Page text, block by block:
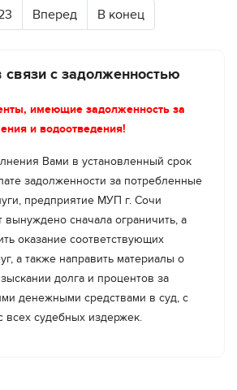
об отключениях -
id2320242443_gos
комплекс работ
13:00.
Водоснабжение
г. Сочи "Водоканал" и
об отключениях -
на наш канал в Max по
id2320242443_gos
Вперед В конец
с задолженностью
имеющие задолженность за
и водоотведения!
Вами в установленный срок
задолженности за потребленные
предприятие МУП г. Сочи
вынуждено сначала ограничить, а
оказание соответствующих
а также направить материалы о
долга и процентов за
денежными средствами в суд, с
всех судебных издержек.